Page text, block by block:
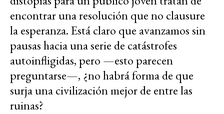
encontrar una resolución que no clausure
la esperanza. Está claro que avanzamos sin
pausas hacia una serie de catástrofes
autoinfligidas, pero —esto parecen
preguntarse—, ¿no habrá forma de que
surja una civilización mejor de entre las
ruinas?